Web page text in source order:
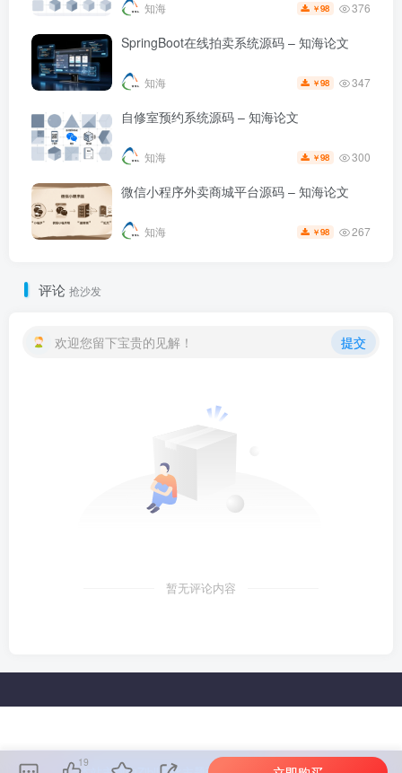
知海 ￥98 376
SpringBoot在线拍卖系统源码 – 知海论文
知海 ￥98 347
自修室预约系统源码 – 知海论文
知海 ￥98 300
微信小程序外卖商城平台源码 – 知海论文
知海 ￥98 267
评论 抢沙发
欢迎您留下宝贵的见解！ 提交
暂无评论内容
19